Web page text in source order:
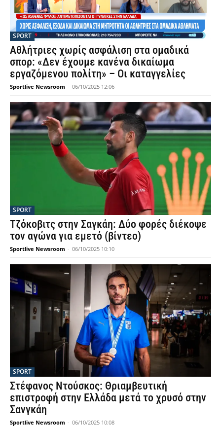
SPORT
Αθλήτριες χωρίς ασφάλιση στα ομαδικά
σπορ: «Δεν έχουμε κανένα δικαίωμα
εργαζόμενου πολίτη» – Οι καταγγελίες
Sportlive Newsroom - 06/10/2025 12:06
SPORT
Τζόκοβιτς στην Σαγκάη: Δύο φορές διέκοψε
τον αγώνα για εμετό (βίντεο)
Sportlive Newsroom - 06/10/2025 10:10
SPORT
Στέφανος Ντούσκος: Θριαμβευτική
επιστροφή στην Ελλάδα μετά το χρυσό στην
Σανγκάη
Sportlive Newsroom - 06/10/2025 10:08